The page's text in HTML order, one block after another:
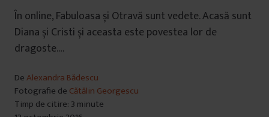
În online, Fabuloasa și Otravă sunt vedete. Acasă sunt
Diana și Cristi și aceasta este povestea lor de
dragoste.…
DeAlexandra Bădescu
Fotografie de Cătălin Georgescu
Timp de citire: 3 minute